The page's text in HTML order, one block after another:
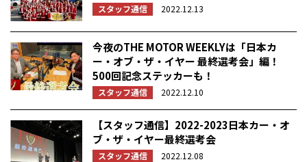
スタッフ通信 2022.12.13
今夜のTHE MOTOR WEEKLYは「日本カ
ー・オブ・ザ・イヤー 最終選考会」編！
500回記念ステッカーも！
スタッフ通信 2022.12.10
【スタッフ通信】2022-2023日本カー・オ
ブ・ザ・イヤー最終選考会
スタッフ通信 2022.12.08